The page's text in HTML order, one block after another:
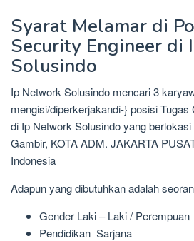
Syarat Melamar di
Security Engineer di
Solusindo
Ip Network Solusindo mencari 3
mengisi/diperkerjakandi-} posisi
di Ip Network Solusindo yang
Gambir, KOTA ADM. JAKARTA
Indonesia
Adapun yang dibutuhkan adalah
Gender Laki – Laki / Perempuan
Pendidikan Sarjana